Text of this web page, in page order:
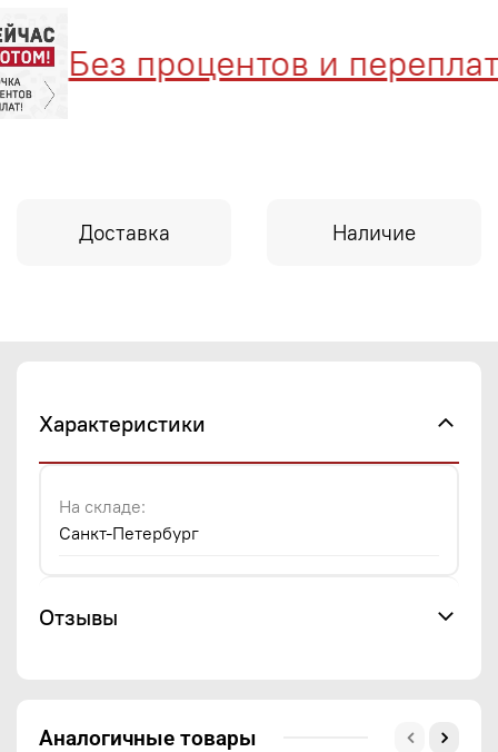
Без процентов и переплат
Доставка Наличие
Характеристики
На складе:
Санкт-Петербург
Отзывы
Аналогичные товары